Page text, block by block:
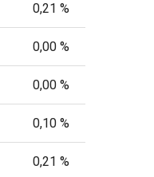
0,21 %
0,00 %
0,00 %
0,10 %
0,21 %